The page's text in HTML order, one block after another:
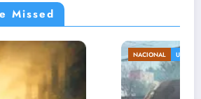
Missed